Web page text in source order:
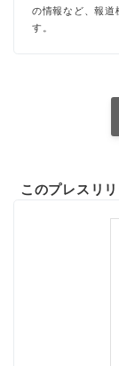
の情報など、報道
す。
このプレスリ